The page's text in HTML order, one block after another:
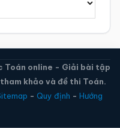
online - Giải bài tập
khảo và đề thi Toán.
- Quy định - Hướng